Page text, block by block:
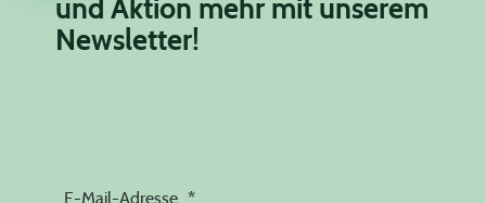
und Aktion mehr mit unserem
Newsletter!
E-Mail-Adresse